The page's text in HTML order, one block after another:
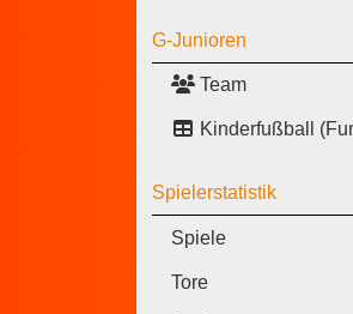
G-Junioren
Team
Kinderfußball
Spielerstatistik
Spiele
Tore